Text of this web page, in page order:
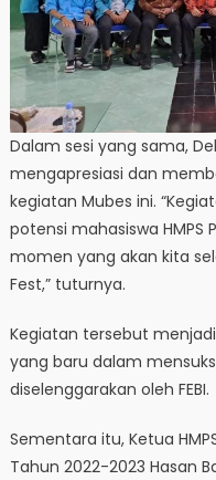
Dalam sesi yang sama,
mengapresiasi dan
kegiatan Mubes ini.
potensi mahasiswa HMPS
momen yang akan kita
Fest,” tuturnya.
Kegiatan tersebut
yang baru dalam
diselenggarakan oleh FEBI.
Sementara itu, Ketua
Tahun 2022-2023 Hasan